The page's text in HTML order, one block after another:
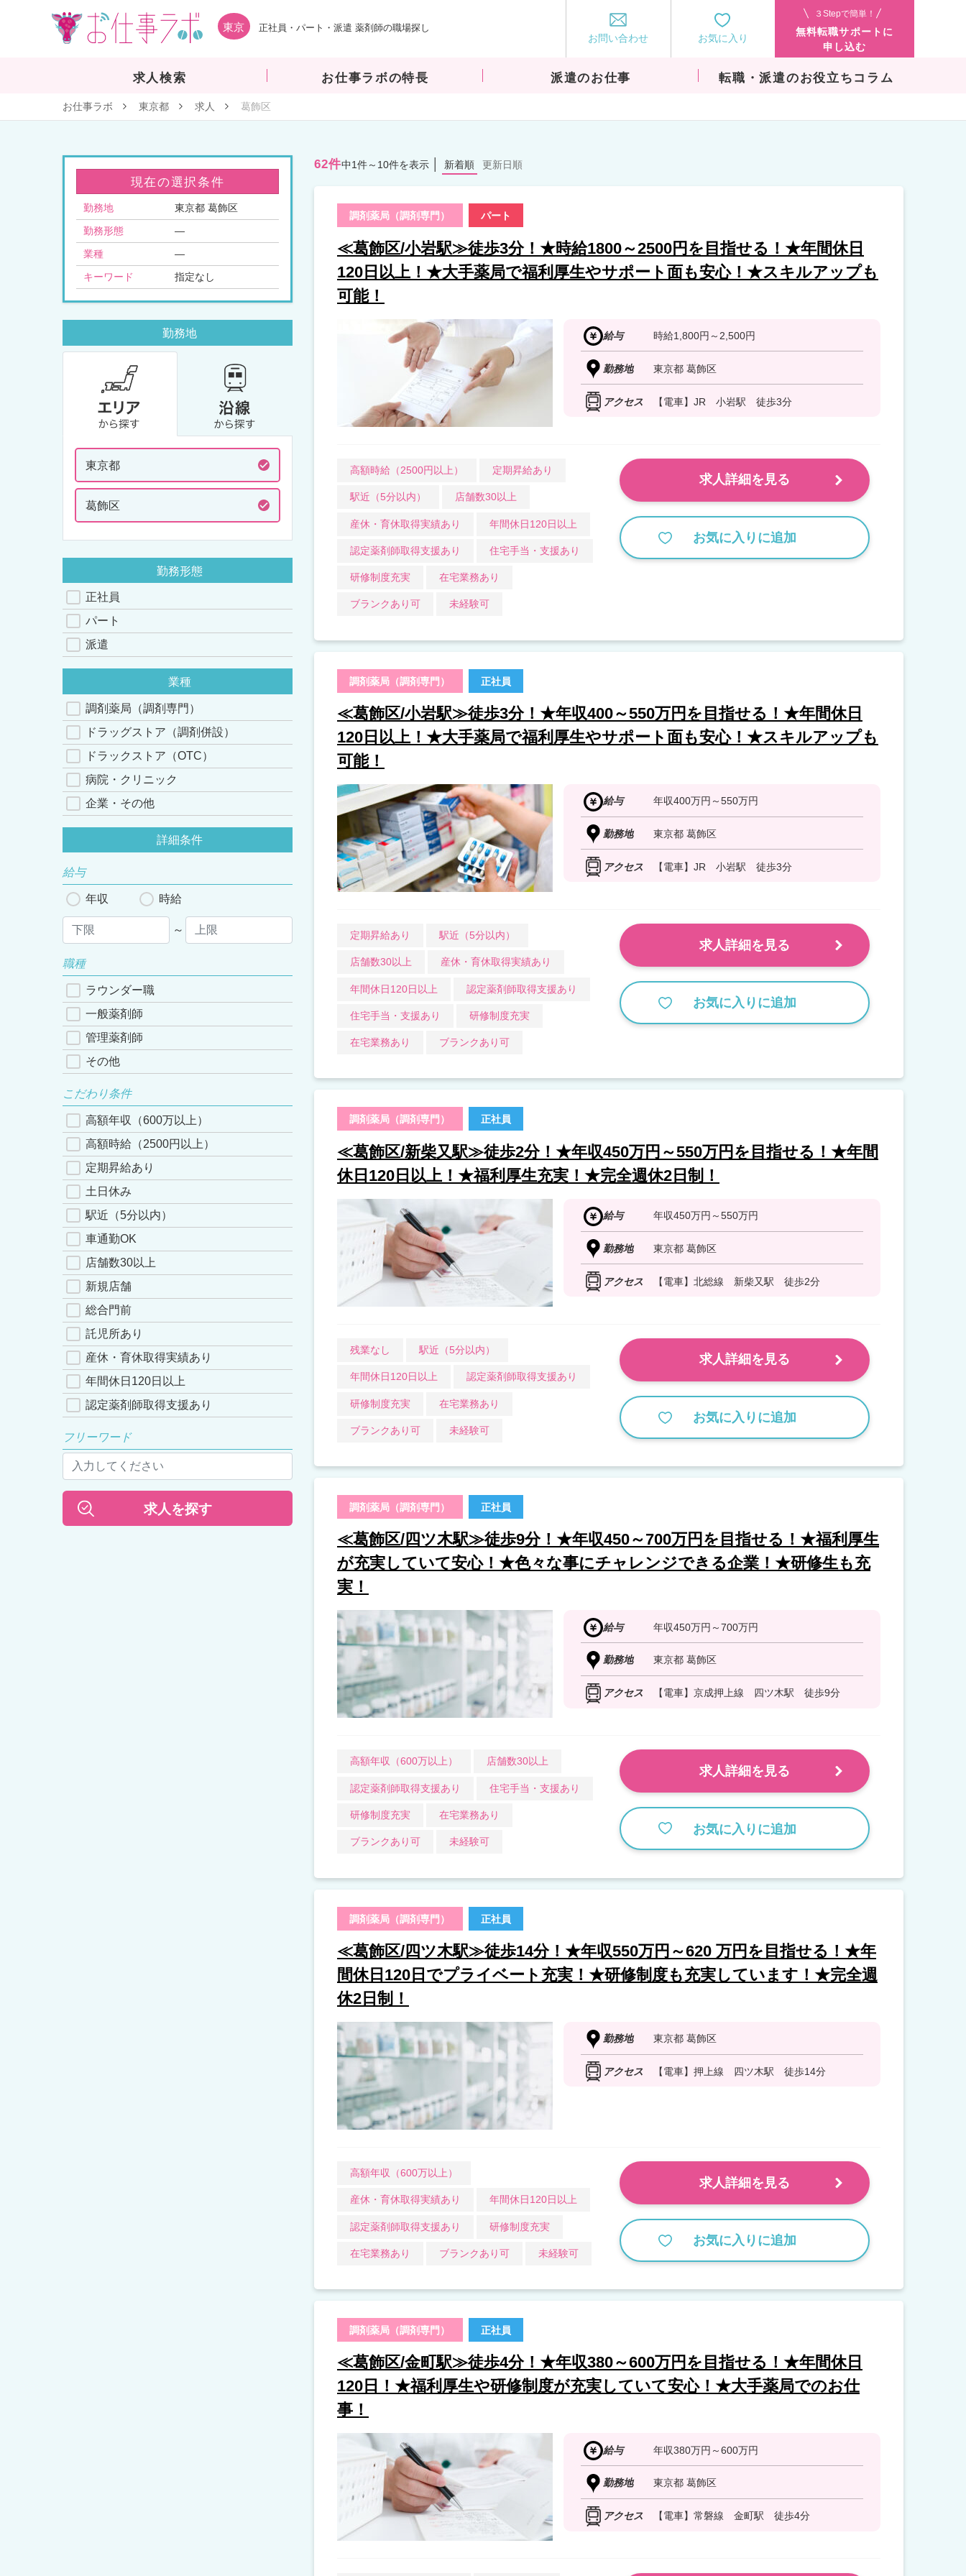
東京 正社員・パート・派遣 薬剤師の職場探し
お問い合わせ お気に入り
３Stepで簡単！
無料転職サポートに
申し込む
求人検索 お仕事ラボの特長 派遣のお仕事 転職・派遣のお役立ちコラム
お仕事ラボ 東京都 求人 葛飾区
現在の選択条件
勤務地 東京都 葛飾区
勤務形態 —
業種 —
キーワード 指定なし
勤務地
東京都
葛飾区
勤務形態
正社員
パート
派遣
業種
調剤薬局（調剤専門）
ドラッグストア（調剤併設）
ドラックストア（OTC）
病院・クリニック
企業・その他
詳細条件
給与
年収 時給
～
職種
ラウンダー職
一般薬剤師
管理薬剤師
その他
こだわり条件
高額年収（600万以上）
高額時給（2500円以上）
定期昇給あり
土日休み
駅近（5分以内）
車通勤OK
店舗数30以上
新規店舗
総合門前
託児所あり
産休・育休取得実績あり
年間休日120日以上
認定薬剤師取得支援あり
フリーワード
求人を探す
62件中1件～10件を表示 新着順 更新日順
調剤薬局（調剤専門） パート
≪葛飾区/小岩駅≫徒歩3分！★時給1800～2500円を目指せる！★年間休日
120日以上！★大手薬局で福利厚生やサポート面も安心！★スキルアップも
可能！
給与 時給1,800円～2,500円
勤務地 東京都 葛飾区
アクセス 【電車】JR 小岩駅 徒歩3分
高額時給（2500円以上） 定期昇給あり
駅近（5分以内） 店舗数30以上
産休・育休取得実績あり 年間休日120日以上
認定薬剤師取得支援あり 住宅手当・支援あり
研修制度充実 在宅業務あり
ブランクあり可 未経験可
求人詳細を見る
お気に入りに追加
調剤薬局（調剤専門） 正社員
≪葛飾区/小岩駅≫徒歩3分！★年収400～550万円を目指せる！★年間休日
120日以上！★大手薬局で福利厚生やサポート面も安心！★スキルアップも
可能！
給与 年収400万円～550万円
勤務地 東京都 葛飾区
アクセス 【電車】JR 小岩駅 徒歩3分
定期昇給あり 駅近（5分以内）
店舗数30以上 産休・育休取得実績あり
年間休日120日以上 認定薬剤師取得支援あり
住宅手当・支援あり 研修制度充実
在宅業務あり ブランクあり可
求人詳細を見る
お気に入りに追加
調剤薬局（調剤専門） 正社員
≪葛飾区/新柴又駅≫徒歩2分！★年収450万円～550万円を目指せる！★年間
休日120日以上！★福利厚生充実！★完全週休2日制！
給与 年収450万円～550万円
勤務地 東京都 葛飾区
アクセス 【電車】北総線 新柴又駅 徒歩2分
残業なし 駅近（5分以内）
年間休日120日以上 認定薬剤師取得支援あり
研修制度充実 在宅業務あり
ブランクあり可 未経験可
求人詳細を見る
お気に入りに追加
調剤薬局（調剤専門） 正社員
≪葛飾区/四ツ木駅≫徒歩9分！★年収450～700万円を目指せる！★福利厚生
が充実していて安心！★色々な事にチャレンジできる企業！★研修生も充
実！
給与 年収450万円～700万円
勤務地 東京都 葛飾区
アクセス 【電車】京成押上線 四ツ木駅 徒歩9分
高額年収（600万以上） 店舗数30以上
認定薬剤師取得支援あり 住宅手当・支援あり
研修制度充実 在宅業務あり
ブランクあり可 未経験可
求人詳細を見る
お気に入りに追加
調剤薬局（調剤専門） 正社員
≪葛飾区/四ツ木駅≫徒歩14分！★年収550万円～620 万円を目指せる！★年
間休日120日でプライベート充実！★研修制度も充実しています！★完全週
休2日制！
勤務地 東京都 葛飾区
アクセス 【電車】押上線 四ツ木駅 徒歩14分
高額年収（600万以上）
産休・育休取得実績あり 年間休日120日以上
認定薬剤師取得支援あり 研修制度充実
在宅業務あり ブランクあり可 未経験可
求人詳細を見る
お気に入りに追加
調剤薬局（調剤専門） 正社員
≪葛飾区/金町駅≫徒歩4分！★年収380～600万円を目指せる！★年間休日
120日！★福利厚生や研修制度が充実していて安心！★大手薬局でのお仕
事！
給与 年収380万円～600万円
勤務地 東京都 葛飾区
アクセス 【電車】常磐線 金町駅 徒歩4分